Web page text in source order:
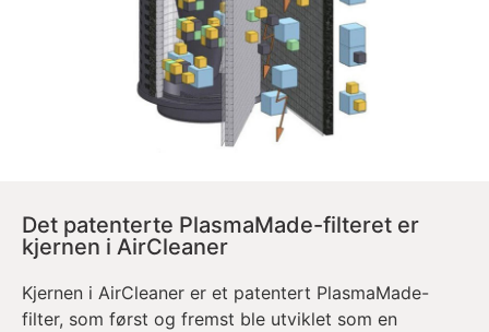
Det patenterte PlasmaMade-filteret er
kjernen i AirCleaner
Kjernen i AirCleaner er et patentert PlasmaMade-
filter, som først og fremst ble utviklet som en